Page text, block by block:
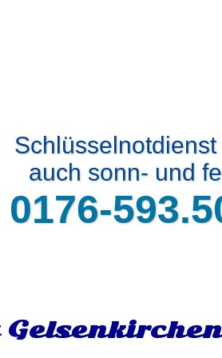
auch sonn- und
0176-